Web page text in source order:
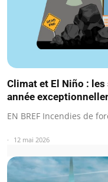
Climat et El Niño :
année
EN BREF Incendies de
12 mai 2026